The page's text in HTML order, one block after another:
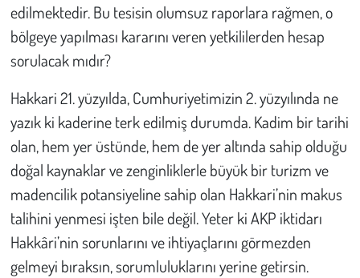
edilmektedir. Bu tesisin olumsuz raporlara rağmen, o
bölgeye yapılması kararını veren yetkililerden hesap
sorulacak mıdır?
Hakkari 21. yüzyılda, Cumhuriyetimizin 2. yüzyılında ne
yazık ki kaderine terk edilmiş durumda. Kadim bir tarihi
olan, hem yer üstünde, hem de yer altında sahip olduğu
doğal kaynaklar ve zenginliklerle büyük bir turizm ve
madencilik potansiyeline sahip olan Hakkari’nin makus
talihini yenmesi işten bile değil. Yeter ki AKP iktidarı
Hakkâri’nin sorunlarını ve ihtiyaçlarını görmezden
gelmeyi bıraksın, sorumluluklarını yerine getirsin.